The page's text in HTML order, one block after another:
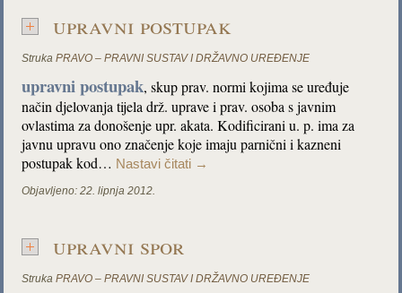
upravni postupak
Struka PRAVO – PRAVNI SUSTAV I DRŽAVNO UREĐENJE
upravni postupak, skup prav. normi kojima se uređuje
način djelovanja tijela drž. uprave i prav. osoba s javnim
ovlastima za donošenje upr. akata. Kodificirani u. p. ima za
javnu upravu ono značenje koje imaju parnični i kazneni
postupak kod… Nastavi čitati →
Objavljeno: 22. lipnja 2012.
upravni spor
Struka PRAVO – PRAVNI SUSTAV I DRŽAVNO UREĐENJE